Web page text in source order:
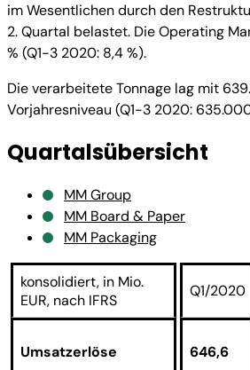
im Wesentlichen durch den
2. Quartal belastet. Die Operating
% (Q1-3 2020: 8,4 %).
Die verarbeitete Tonnage lag mit
Vorjahresniveau (Q1-3 2020:
Quartalsübersicht
MM Group
MM Board & Paper
MM Packaging
konsolidiert, in Mio.
EUR, nach IFRS
Q1/2020
Umsatzerlöse 646,6